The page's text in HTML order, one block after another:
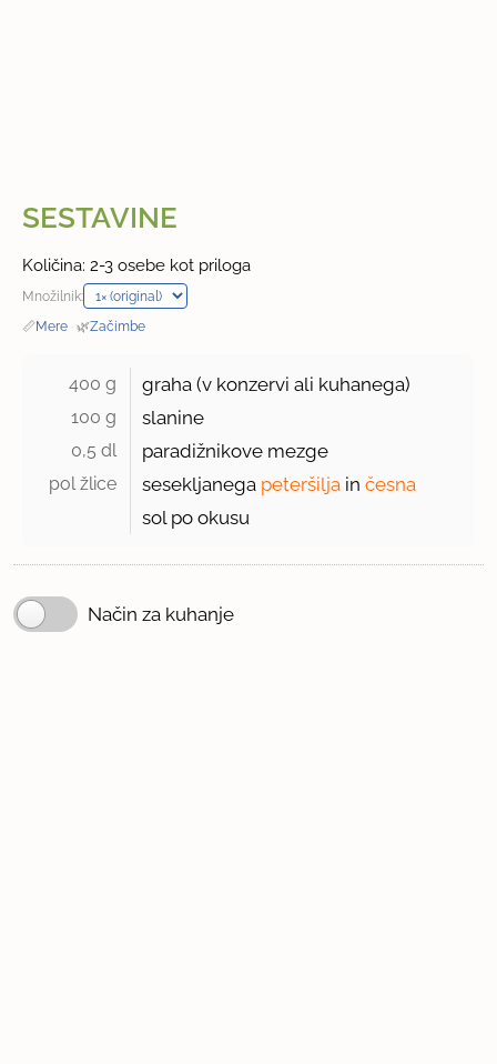
SESTAVINE
Količina: 2-3 osebe kot priloga
Množilnik:
📏Mere · 🌿Začimbe
400 g graha (v konzervi ali kuhanega)
100 g slanine
0,5 dl paradižnikove mezge
pol žlice sesekljanega peteršilja inčesna
sol po okusu
Način za kuhanje